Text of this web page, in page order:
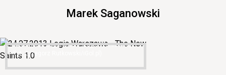
Marek Saganowski
Marek Saganowski (Legia Warszawa)
(fot. Grzegorz Rutkowski/iGol.pl)